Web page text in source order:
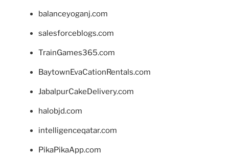
balanceyoganj.com
salesforceblogs.com
TrainGames365.com
BaytownEvaCationRentals.com
JabalpurCakeDelivery.com
halobjd.com
intelligenceqatar.com
PikaPikaApp.com